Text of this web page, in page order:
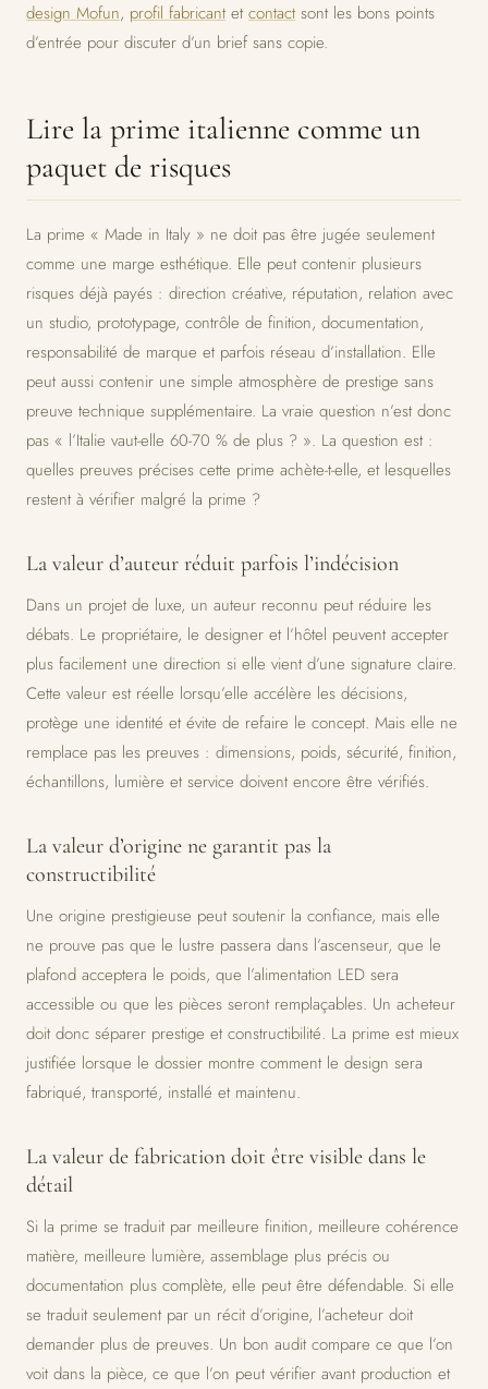
design Mofun, profil fabricantet contactsont les bons points
d’entrée pour discuter d’un brief sans copie.
Lire la prime italienne comme un
paquet de risques
La prime « Made in Italy » ne doit pas être jugée seulement
comme une marge esthétique. Elle peut contenir plusieurs
risques déjà payés : direction créative, réputation, relation avec
un studio, prototypage, contrôle de finition, documentation,
responsabilité de marque et parfois réseau d’installation. Elle
peut aussi contenir une simple atmosphère de prestige sans
preuve technique supplémentaire. La vraie question n’est donc
pas « l’Italie vaut-elle 60-70 % de plus ? ». La question est :
quelles preuves précises cette prime achète-t-elle, et lesquelles
restent à vérifier malgré la prime ?
La valeur d’auteur réduit parfois l’indécision
Dans un projet de luxe, un auteur reconnu peut réduire les
débats. Le propriétaire, le designer et l’hôtel peuvent accepter
plus facilement une direction si elle vient d’une signature claire.
Cette valeur est réelle lorsqu’elle accélère les décisions,
protège une identité et évite de refaire le concept. Mais elle ne
remplace pas les preuves : dimensions, poids, sécurité, finition,
échantillons, lumière et service doivent encore être vérifiés.
La valeur d’origine ne garantit pas la
constructibilité
Une origine prestigieuse peut soutenir la confiance, mais elle
ne prouve pas que le lustre passera dans l’ascenseur, que le
plafond acceptera le poids, que l’alimentation LED sera
accessible ou que les pièces seront remplaçables. Un acheteur
doit donc séparer prestige et constructibilité. La prime est mieux
justifiée lorsque le dossier montre comment le design sera
fabriqué, transporté, installé et maintenu.
La valeur de fabrication doit être visible dans le
détail
Si la prime se traduit par meilleure finition, meilleure cohérence
matière, meilleure lumière, assemblage plus précis ou
documentation plus complète, elle peut être défendable. Si elle
se traduit seulement par un récit d’origine, l’acheteur doit
demander plus de preuves. Un bon audit compare ce que l’on
voit dans la pièce, ce que l’on peut vérifier avant production et